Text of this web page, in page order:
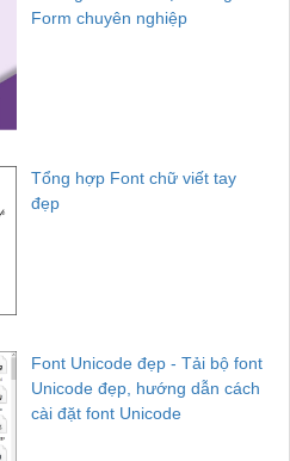
Form chuyên nghiệp
Tổng hợp Font chữ viết tay
đẹp
Font Unicode đẹp - Tải bộ font
Unicode đẹp, hướng dẫn cách
cài đặt font Unicode